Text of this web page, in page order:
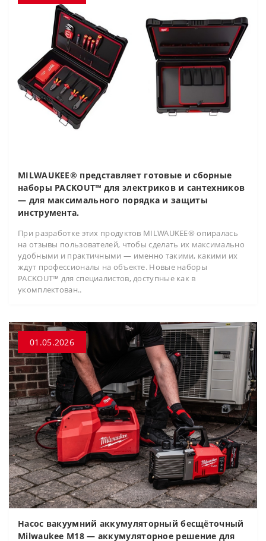
MILWAUKEE® представляет готовые и сборные
наборы PACKOUT™ для электриков и сантехников
— для максимального порядка и защиты
инструмента.
При разработке этих продуктов MILWAUKEE® опиралась
на отзывы пользователей, чтобы сделать их максимально
удобными и практичными — именно такими, какими их
ждут профессионалы на объекте. Новые наборы
PACKOUT™ для специалистов, доступные как в
укомплектован..
01.05.2026
Насос вакуумний аккумуляторный бесщёточный
Milwaukee M18 — аккумуляторное решение для